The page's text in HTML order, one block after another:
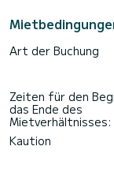
Ausrüstung
Badeplattform.
Haben Sie
Nachricht auf
Art der Buchung
Zeiten für den
das Ende des
Mietverhältnisses:
Kaution